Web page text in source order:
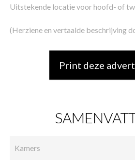
Uitstekende locatie voor hoofd- of
(Herziene en vertaalde beschrijving
Print deze
Kamers